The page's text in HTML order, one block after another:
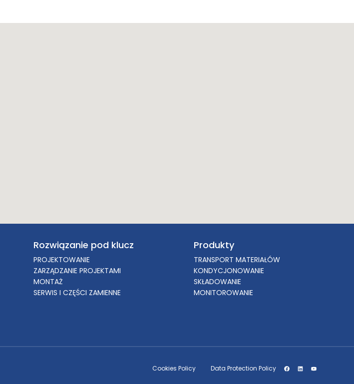
Rozwiązanie pod klucz
PROJEKTOWANIE
ZARZĄDZANIE PROJEKTAMI
MONTAŻ
SERWIS I CZĘŚCI ZAMIENNE
Produkty
TRANSPORT MATERIAŁÓW
KONDYCJONOWANIE
SKŁADOWANIE
MONITOROWANIE
Cookies Policy Data Protection Policy